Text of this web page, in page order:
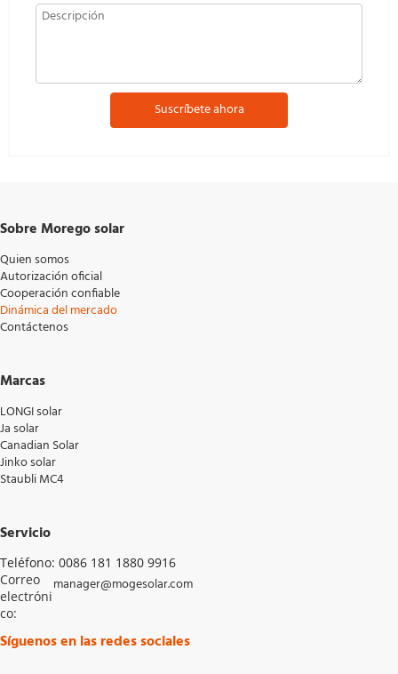
Suscríbete ahora
Sobre Morego solar
Quien somos
Autorización oficial
Cooperación confiable
Dinámica del mercado
Contáctenos
Marcas
LONGI solar
Ja solar
Canadian Solar
Jinko solar
Staubli MC4
Servicio
Teléfono: 0086 181 1880 9916
Correo
electróni
co:
manager@mogesolar.com
Síguenos en las redes sociales